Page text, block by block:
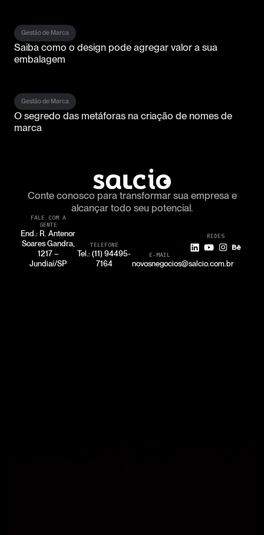
Gestão de Marca
Saiba como o design pode agregar valor a sua
embalagem
Gestão de Marca
O segredo das metáforas na criação de nomes de
marca
Conte conosco para transformar sua empresa e
alcançar todo seu potencial.
FALE COM A
GENTE
End.: R. Antenor
Soares Gandra,
1217 –
Jundiaí/SP
TELEFONE
Tel.: (11) 94495-
7164
E-MAIL
novosnegocios@salcio.com.br
REDES